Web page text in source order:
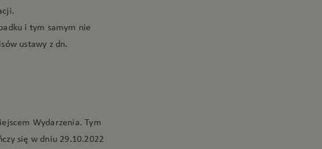
i tym samym nie
ustawy z dn.
Wydarzenia. Tym
się w dniu 29.10.2022